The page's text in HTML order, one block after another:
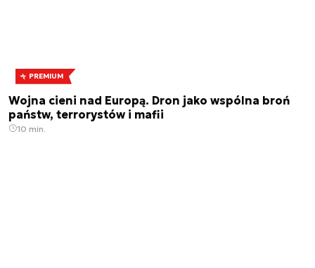
PREMIUM
Wojna cieni nad Europą. Dron jako wspólna broń
państw, terrorystów i mafii
10 min.